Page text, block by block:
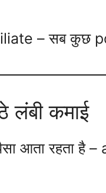
– सब कुछ
कमाई
आता रहता है